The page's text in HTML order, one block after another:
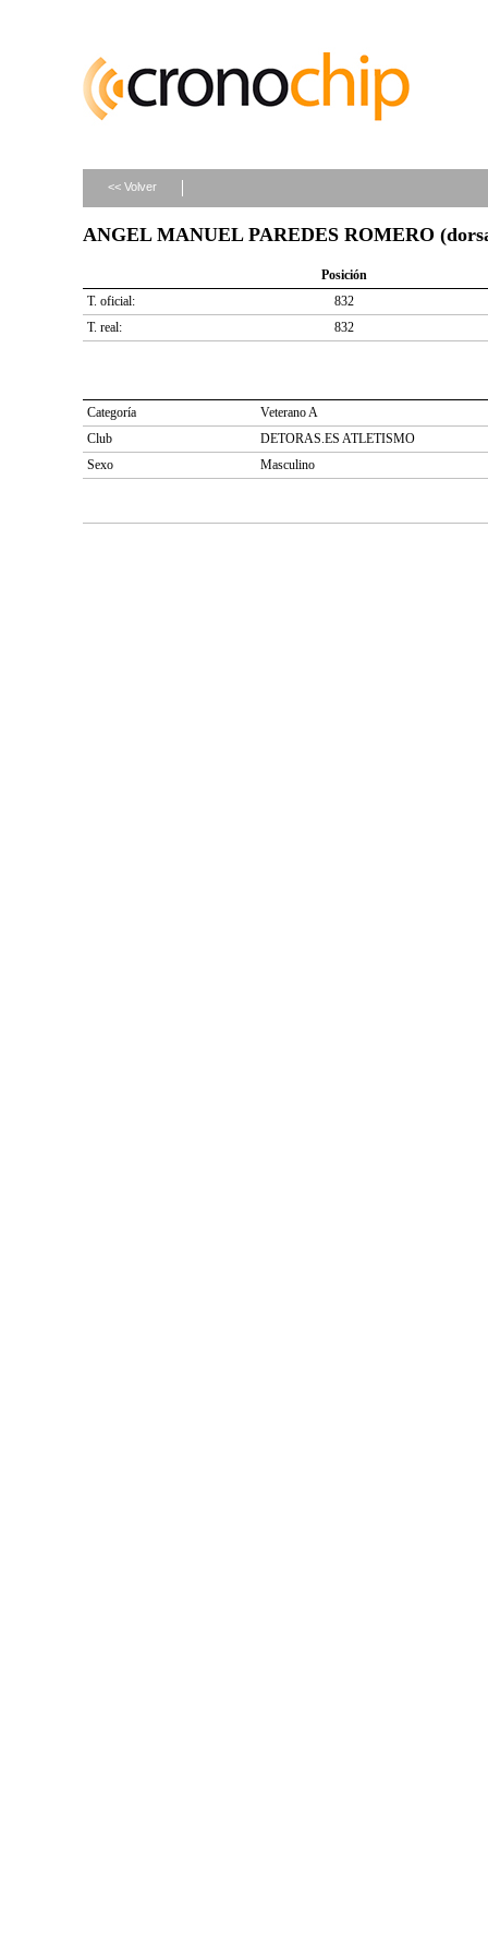
<< Volver
ANGEL MANUEL PAREDES ROMERO
Posición
T. oficial:
832
T. real:
832
Categoría
Veterano A
Club
DETORAS.ES ATLETISMO
Sexo
Masculino